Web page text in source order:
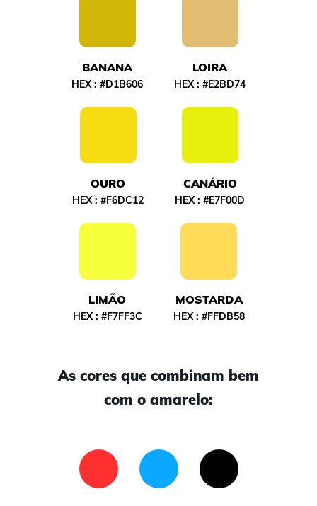
BANANA
HEX : #D1B606
LOIRA
HEX : #E2BD74
OURO
HEX : #F6DC12
CANÁRIO
HEX : #E7F00D
LIMÃO
HEX : #F7FF3C
MOSTARDA
HEX : #FFDB58
As cores que combinam bem
com o amarelo: